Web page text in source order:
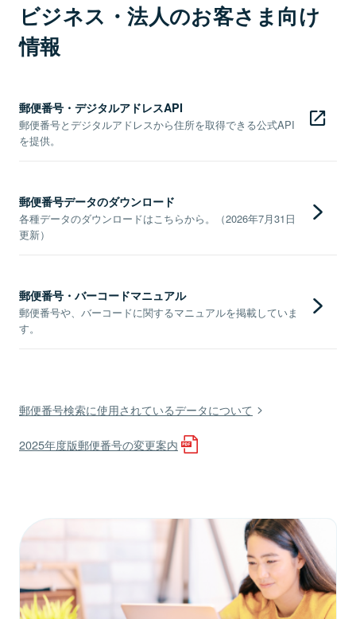
ビジネス・法人のお客さま向け
情報
郵便番号・デジタルアドレスAPI
郵便番号とデジタルアドレスから住所を取得できる公式API
を提供。
郵便番号データのダウンロード
各種データのダウンロードはこちらから。（2026年7月31日
更新）
郵便番号・バーコードマニュアル
郵便番号や、バーコードに関するマニュアルを掲載していま
す。
郵便番号検索に使用されているデータについて
2025年度版郵便番号の変更案内